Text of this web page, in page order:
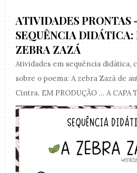
ATIVIDADES PRONTAS
SEQUÊNCIA DIDÁTICA:
ZEBRA ZAZÁ
Atividades em sequência didática,
sobre o poema: A zebra Zazá de
Cintra. EM PRODUÇÃO ... A CAPA